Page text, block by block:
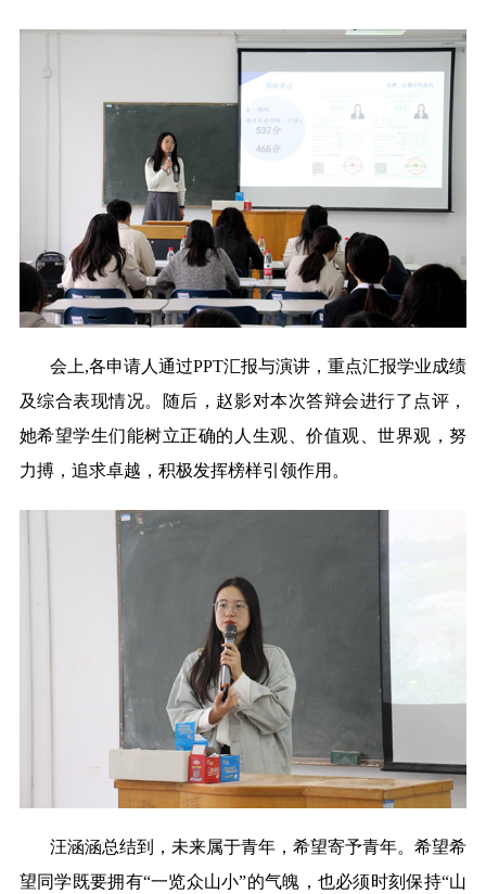
会上,各申请人通过PPT汇报与演讲，重点汇报学业成绩
及综合表现情况。随后，赵影对本次答辩会进行了点评，
她希望学生们能树立正确的人生观、价值观、世界观，努
力搏，追求卓越，积极发挥榜样引领作用。
汪涵涵总结到，未来属于青年，希望寄予青年。希望希
望同学既要拥有“一览众山小”的气魄，也必须时刻保持“山